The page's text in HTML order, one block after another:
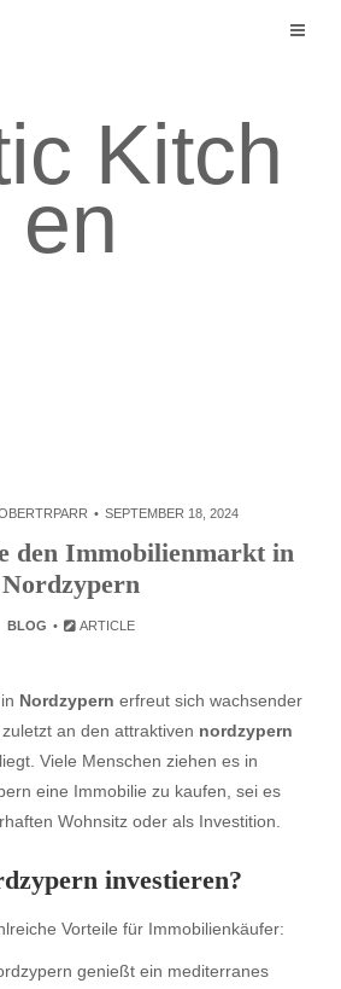
Kitch
en
SEPTEMBER 18, 2024
den Immobilienmarkt in
Nordzypern
BLOG ARTICLE
Nordzypern erfreut sich wachsender
an den attraktiven nordzypern
liegt. Viele Menschen ziehen es in
eine Immobilie zu kaufen, sei es
Wohnsitz oder als Investition.
investieren?
Vorteile für Immobilienkäufer:
genießt ein mediterranes